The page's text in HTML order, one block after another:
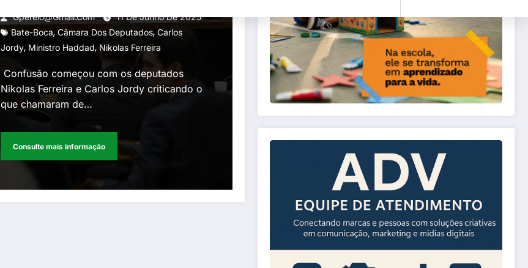
envolvendo os deputados de
oposição Nikolas Ferreira e
Carlos Jordy
Gperelo@gmail.com
11 De Junho De 2025
Bate-Boca,Câmara Dos Deputados,Carlos
Jordy, Ministro Haddad, Nikolas Ferreira
Confusão começou com os deputados
Nikolas Ferreira e Carlos Jordy criticando o
que chamaram de…
Consulte mais informação